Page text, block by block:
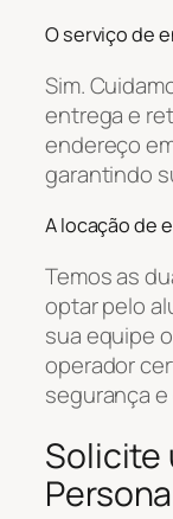
O serviço de
Sim.
entrega e
endereço
garantindo
A locação de
Temos as
optar pelo
sua equipe
operador
segurança
Solicite